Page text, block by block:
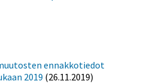
ennakkotiedot
2019 (26.11.2019)